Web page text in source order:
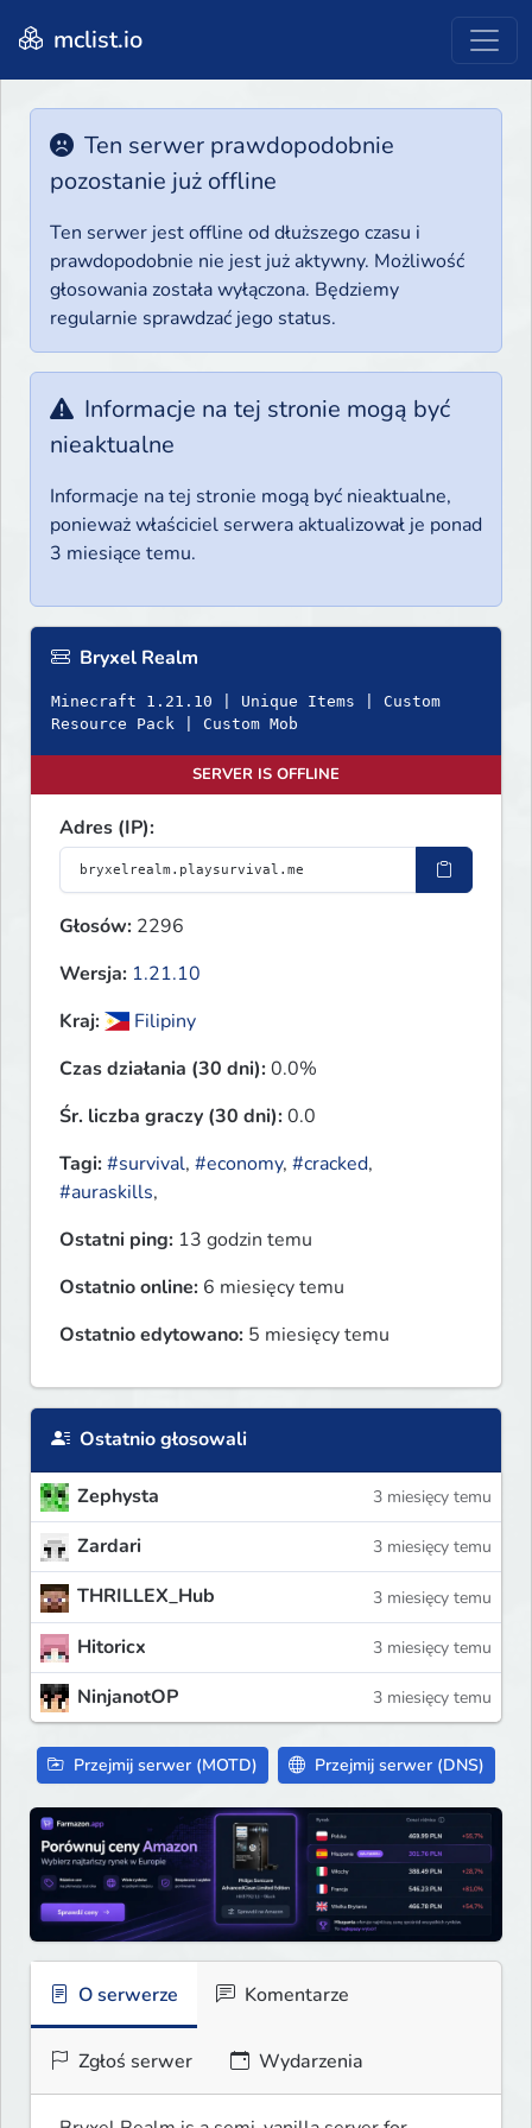
mclist.io
Ten serwer prawdopodobnie
pozostanie już offline
Ten serwer jest offline od dłuższego czasu i
prawdopodobnie nie jest już aktywny. Możliwość
głosowania została wyłączona. Będziemy
regularnie sprawdzać jego status.
Informacje na tej stronie mogą być
nieaktualne
Informacje na tej stronie mogą być nieaktualne,
ponieważ właściciel serwera aktualizował je ponad
3 miesiące temu.
Bryxel Realm
Minecraft 1.21.10 | Unique Items | Custom
Resource Pack | Custom Mob
SERVER IS OFFLINE
Adres (IP):
Głosów: 2296
Wersja: 1.21.10
Kraj:
Filipiny
Czas działania (30 dni):0.0%
Śr. liczba graczy (30 dni):0.0
Tagi:#survival, #economy, #cracked,
#auraskills,
Ostatni ping: 13 godzin temu
Ostatnio online: 6 miesięcy temu
Ostatnio edytowano: 5 miesięcy temu
Ostatnio głosowali
Zephysta 3 miesięcy temu
Zardari 3 miesięcy temu
THRILLEX_Hub 3 miesięcy temu
Hitoricx 3 miesięcy temu
NinjanotOP 3 miesięcy temu
Przejmij serwer (MOTD) Przejmij serwer (DNS)
O serwerze Komentarze
Zgłoś serwer Wydarzenia